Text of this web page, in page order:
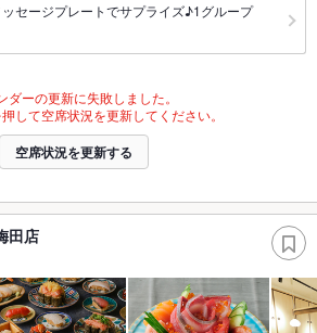
セージプレートでサプライズ♪1グループ
ダーの更新に失敗しました。
して空席状況を更新してください。
空席状況を更新する
田店